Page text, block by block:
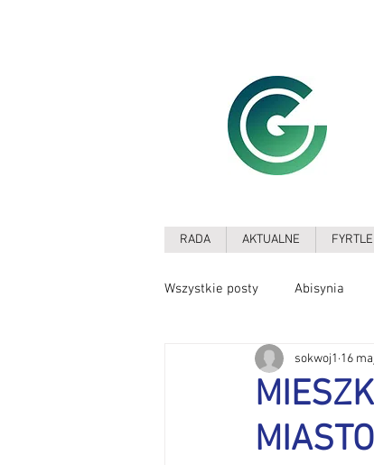
RADA AKTUALNE FYRTLE
Wszystkie posty Abisynia
Edukacja
Informator Osiedlowy
sokwoj1 16